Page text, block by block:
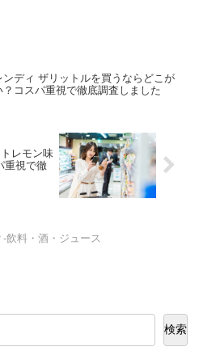
ンディ ザリットルを買うならどこが
？コスパ重視で徹底調査しました
レモン味
重視で徹
-飲料・酒・ジュース
検索